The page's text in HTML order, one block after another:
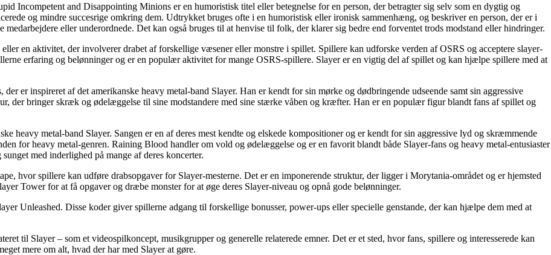
Incompetent and Disappointing Minions er en humoristisk titel eller betegnelse for en person, der betragter sig selv som en dygtig og
og mindre succesrige omkring dem. Udtrykket bruges ofte i en humoristisk eller ironisk sammenhæng, og beskriver en person, der er i
eller underordnede. Det kan også bruges til at henvise til folk, der klarer sig bedre end forventet trods modstand eller hindringer.
en aktivitet, der involverer drabet af forskellige væsener eller monstre i spillet. Spillere kan udforske verden af OSRS og acceptere slayer-
erfaring og belønninger og er en populær aktivitet for mange OSRS-spillere. Slayer er en vigtig del af spillet og kan hjælpe spillere med at
er inspireret af det amerikanske heavy metal-band Slayer. Han er kendt for sin mørke og dødbringende udseende samt sin aggressive
der bringer skræk og ødelæggelse til sine modstandere med sine stærke våben og kræfter. Han er en populær figur blandt fans af spillet og
heavy metal-band Slayer. Sangen er en af deres mest kendte og elskede kompositioner og er kendt for sin aggressive lyd og skræmmende
for heavy metal-genren. Raining Blood handler om vold og ødelæggelse og er en favorit blandt både Slayer-fans og heavy metal-entusiaster
med inderlighed på mange af deres koncerter.
hvor spillere kan udføre drabsopgaver for Slayer-mesterne. Det er en imponerende struktur, der ligger i Morytania-området og er hjemsted
Tower for at få opgaver og dræbe monster for at øge deres Slayer-niveau og opnå gode belønninger.
Unleashed. Disse koder giver spillerne adgang til forskellige bonusser, power-ups eller specielle genstande, der kan hjælpe dem med at
til Slayer – som et videospilkoncept, musikgrupper og generelle relaterede emner. Det er et sted, hvor fans, spillere og interesserede kan
mere om alt, hvad der har med Slayer at gøre.